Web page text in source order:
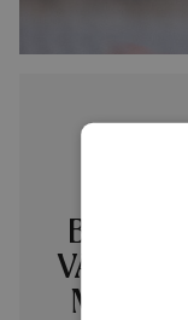
“ALS
BEKER
VAN